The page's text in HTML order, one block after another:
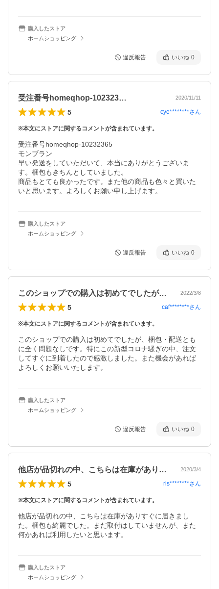
購入したストア
ホームショッピング
違反報告 いいね 0
受注番号homeqhop-102323… 2020/11/11
5 cye********さん
※本文にストアに関するコメントが含まれています。
受注番号homeqhop-10232365
モンブラン
早い発送をしていただいて、本当にありがとうございま
す。梱包もきちんとしていました。
商品もとても良かったです。また他の商品も色々と買いた
いと思います。よろしくお願い申し上げます。
購入したストア
ホームショッピング
違反報告 いいね 0
このショップでの購入は初めてでしたが、… 2022/3/8
5 caf********さん
※本文にストアに関するコメントが含まれています。
このショップでの購入は初めてでしたが、梱包・配送とも
に全く問題なしです。特にこの新型コロナ騒ぎの中、注文
してすぐに到着したので感激しました。また機会があれば
よろしくお願いいたします。
購入したストア
ホームショッピング
違反報告 いいね 0
他店が品切れの中、こちらは在庫がありす… 2020/3/4
5 ris********さん
※本文にストアに関するコメントが含まれています。
他店が品切れの中、こちらは在庫がありすぐに届きまし
た。梱包も綺麗でした。まだ取付はしていませんが、また
何かあれば利用したいと思います。
購入したストア
ホームショッピング